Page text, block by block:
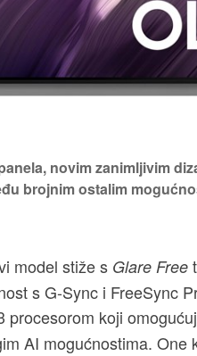
novim zanimljivim
brojnim ostalim
model stiže s Glare Free
s G-Sync i FreeSync
procesorom koji
AI mogućnostima. One